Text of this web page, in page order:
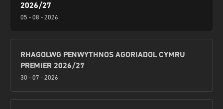
2026/27
05 - 08 - 2026
RHAGOLWG PENWYTHNOS AGORIADOL CYMRU
PREMIER 2026/27
30 - 07 - 2026